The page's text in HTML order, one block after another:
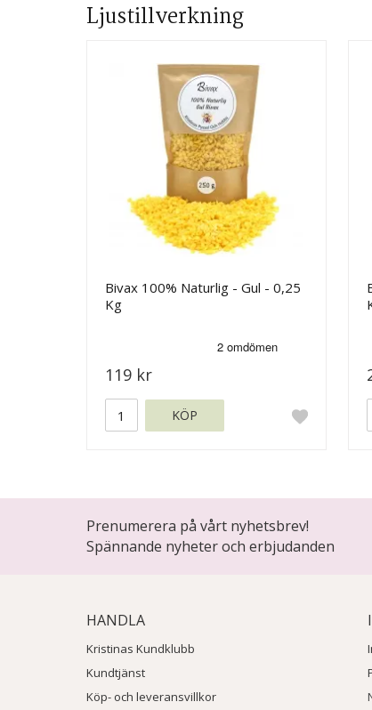
Ljustillverkning
Bivax 100% Naturlig - Gul - 0,25
Kg
119 kr
KÖP
Prenumerera på vårt nyhetsbrev!
Spännande nyheter och erbjudanden
HANDLA
Kristinas Kundklubb
Kundtjänst
Köp- och leveransvillkor